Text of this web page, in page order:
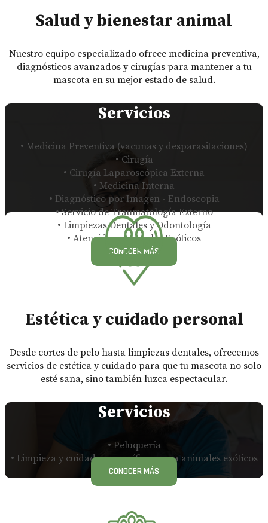
Salud y bienestar animal
Nuestro equipo especializado ofrece medicina preventiva,
diagnósticos avanzados y cirugías para mantener a tu
mascota en su mejor estado de salud.
Servicios
• Medicina Preventiva (vacunas y desparasitaciones)
• Cirugía
• Cirugía Laparoscópica Externa
• Medicina Interna
• Diagnóstico por Imagen - Endoscopia
• Servicio de Traumatología Externo
• Limpiezas Dentales y Odontología
• Atención a Animales Exóticos
CONOCER MÁS
Estética y cuidado personal
Desde cortes de pelo hasta limpiezas dentales, ofrecemos
servicios de estética y cuidado para que tu mascota no solo
esté sana, sino también luzca espectacular.
Servicios
• Peluquería
• Limpieza y cuidados específicos para animales exóticos
CONOCER MÁS